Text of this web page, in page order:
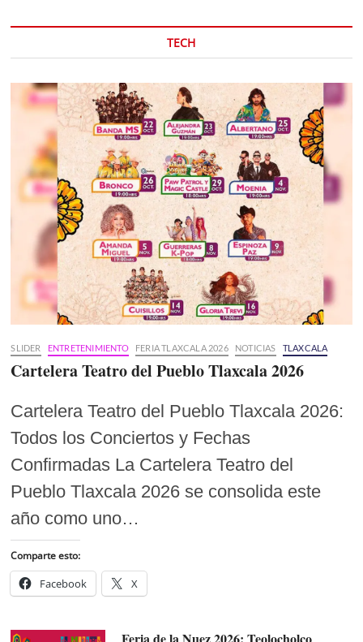
TECH
SLIDER ENTRETENIMIENTO FERIA TLAXCALA 2026 NOTICIAS TLAXCALA
Cartelera Teatro del Pueblo Tlaxcala 2026
Cartelera Teatro del Pueblo Tlaxcala 2026:
Todos los Conciertos y Fechas
Confirmadas La Cartelera Teatro del
Pueblo Tlaxcala 2026 se consolida este
año como uno…
Comparte esto:
Facebook X